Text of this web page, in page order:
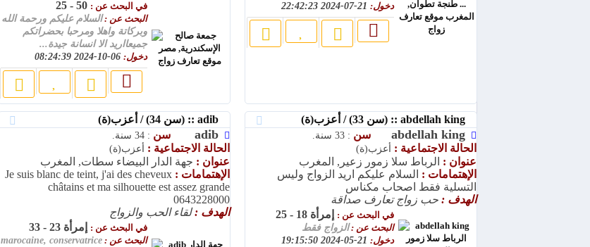
في البحث عن :
البحث عن :السلام عليكم ورحمة الله
وبركاتة واهلا ومرحبا بحضراتكم
جميعااريد الا انسانة جيدة...
دخول:
دخول:
adib سن : 34 سنة.
الحالة الاجتماعية : أعزب(ة)
عنوان : جهة الدار البيضاء سطات, المغرب
الإهتمامات : Je suis blanc de teint, j'ai des cheveux
châtains et ma silhouette est assez grande
0643228000
الهدف :لقاء الحب والزواج
في البحث عن : إمرأة 23 - 33
البحث عن : marocaine, conservatrice
abdellah king سن : 33 سنة.
الحالة الاجتماعية : أعزب(ة)
عنوان : الرباط سلا زمور زعير, المغرب
الإهتمامات : السلام عليكم اريد الزواج وليس
التسلية فقط اصحاب مكناس
الهدف : حب زواج تعارف صداقة
في البحث عن : إمرأة 18 - 25
البحث عن :الزواج فقط
دخول: